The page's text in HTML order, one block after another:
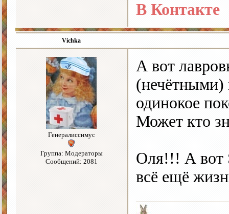
В Контакте
Vichka
Генералиссимус
Группа: Модераторы
Сообщений: 2081
А вот
(нечётными)
одинокое
Может кто
Оля!!! А вот
всё ещё